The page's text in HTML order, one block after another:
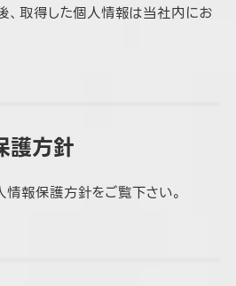
取得した個人情報は当社内にお
護方針
報保護方針をご覧下さい。